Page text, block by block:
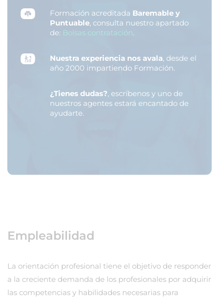
Formación acreditada Baremable y
Puntuable, consulta nuestro apartado
de: Bolsas contratación.
Nuestra experiencia nos avala, desde el
año 2000 impartiendo Formación.
¿Tienes dudas?, escríbenos y uno de
nuestros agentes estará encantado de
ayudarte.
Empleabilidad
La orientación profesional tiene el objetivo de responder
a la creciente demanda de los profesionales por adquirir
las competencias y habilidades necesarias para